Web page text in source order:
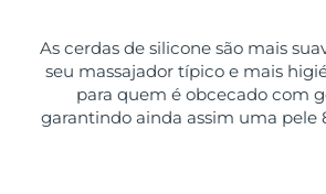
As cerdas de silicone são mais
seu massajador típico e mais
para quem é obcecado com
garantindo ainda assim uma pele